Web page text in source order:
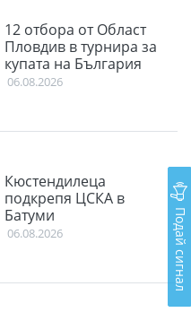
12 отбора от Област
Пловдив в турнира за
купата на България
06.08.2026
Кюстендилеца
подкрепя ЦСКА в
Батуми
06.08.2026 Подай сигнал